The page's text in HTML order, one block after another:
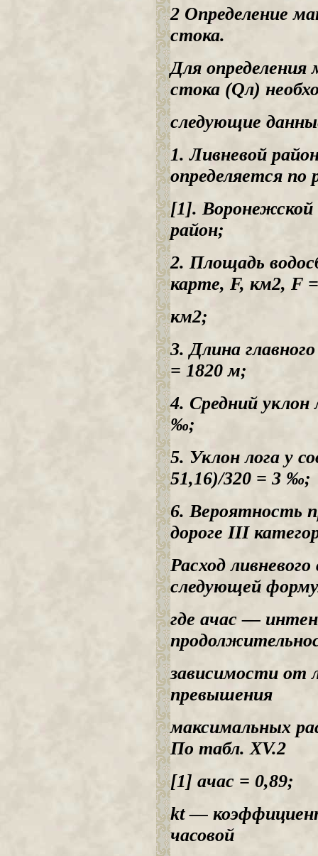
2 Определение
стока.
Для определения
стока (Qл)
следующие
1. Ливневой
определяется по
[1].
район;
2. Площадь
карте, F, км2, F
км2;
3. Длина
= 1820 м;
4. Средний
‰;
5. Уклон лога у
51,16)/320 = 3 ‰;
6. Вероятность
дороге III
Расход
следующей
где ачас —
зависимости от
превышения
максимальных
По табл. XV.2
[1] ачас = 0,89;
kt —
часовой